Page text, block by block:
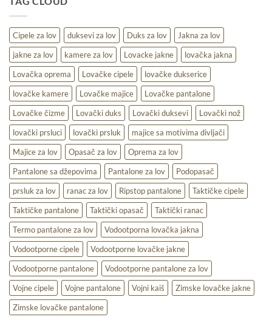
na
terenu
Cipele za lov duksevi za lov Duks za lov
Jakna za lov
jakne za lov
kamere za lov Lovacke jakne
lovačka jakna
Lovačka oprema
Lovačke cipele
lovačke dukserice
lovačke kamere
Lovačke majice
Lovačke pantalone
Lovačke čizme
Lovački duks Lovački duksevi
Lovački nož
lovački prsluci
lovački prsluk
majice sa motivima divljači
Majice za lov
Opasač za lov
Oprema za lov
Pantalone sa džepovima
Pantalone za lov
Podopasač
prsluk za lov
ranac za lov Ripstop pantalone
Taktičke cipele
Taktičke pantalone
Taktički opasač
Taktički ranac
Termo pantalone za lov
Vodootporna lovačka jakna
Vodootporne cipele
Vodootporne lovačke jakne
Vodootporne pantalone
Vodootporne pantalone za lov
Vojne cipele
Vojne pantalone Vojni kaiš
Zimske lovačke jakne
Zimske lovačke pantalone